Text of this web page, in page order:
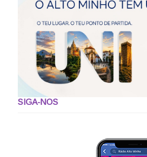
SIGA-NOS